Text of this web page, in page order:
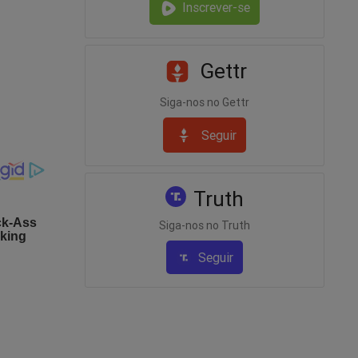
Inscrever-se
Gettr
Siga-nos no Gettr
Seguir
Truth
Siga-nos no Truth
Seguir